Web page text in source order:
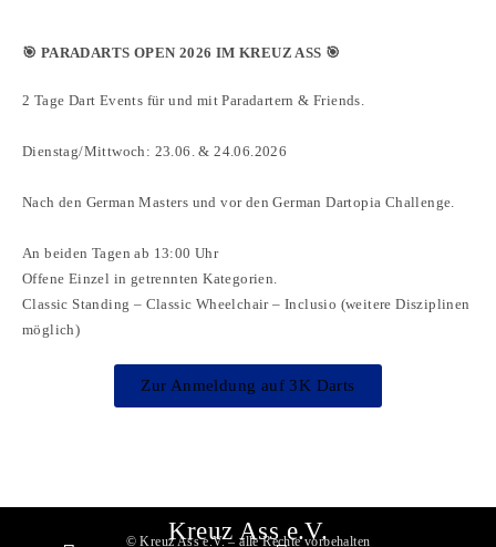
🎯 PARADARTS OPEN 2026 IM KREUZ ASS 🎯
2 Tage Dart Events für und mit Paradartern & Friends.
Dienstag/Mittwoch: 23.06. & 24.06.2026
Nach den German Masters und vor den German Dartopia Challenge.
An beiden Tagen ab 13:00 Uhr
Offene Einzel in getrennten Kategorien.
Classic Standing – Classic Wheelchair – Inclusio (weitere Disziplinen
möglich)
Zur Anmeldung auf 3K Darts
Kreuz Ass e.V.
© Kreuz Ass e.V. – alle Rechte vorbehalten